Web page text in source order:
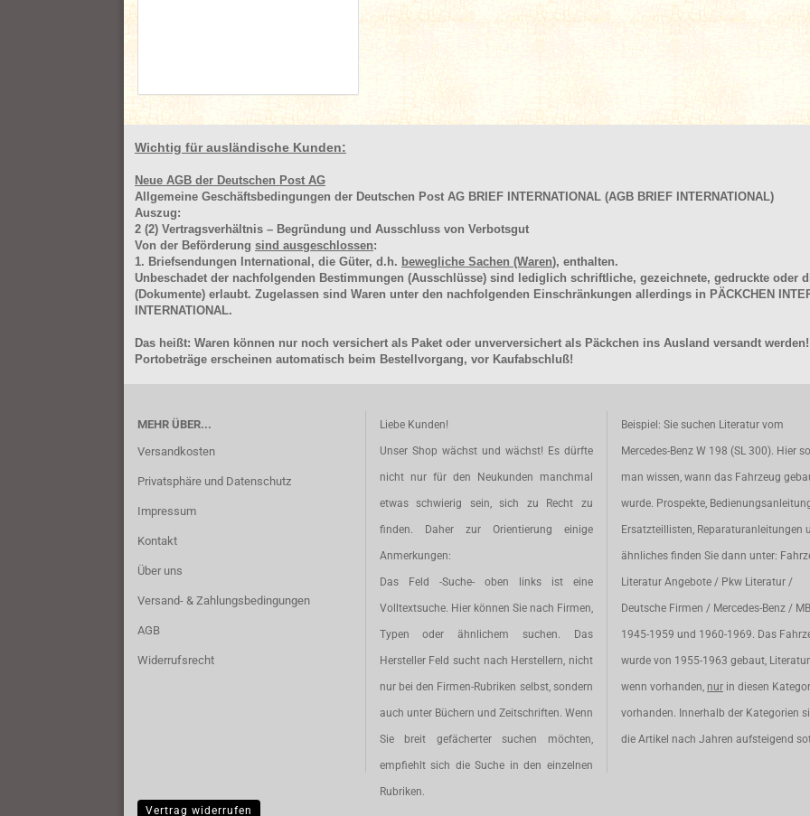
Wichtig für ausländische Kunden:
Neue AGB der Deutschen Post AG
Allgemeine Geschäftsbedingungen der Deutschen Post AG BRIEF INTERNATIONAL (AGB BRIEF INTERNATIONAL)
Auszug:
2 (2) Vertragsverhältnis – Begründung und Ausschluss von Verbotsgut
Von der Beförderung sind ausgeschlossen:
1. Briefsendungen International, die Güter, d.h. bewegliche Sachen (Waren), enthalten.
Unbeschadet der nachfolgenden Bestimmungen (Ausschlüsse) sind lediglich schriftliche, gezeichnete, gedruckte oder
(Dokumente) erlaubt. Zugelassen sind Waren unter den nachfolgenden Einschränkungen allerdings in PÄCKCHEN
INTERNATIONAL.
Das heißt: Waren können nur noch versichert als Paket oder unverversichert als Päckchen ins Ausland versandt
Portobeträge erscheinen automatisch beim Bestellvorgang, vor Kaufabschluß!
MEHR ÜBER...
Versandkosten
Privatsphäre und Datenschutz
Impressum
Kontakt
Über uns
Versand- & Zahlungsbedingungen
AGB
Widerrufsrecht
Liebe Kunden!
Unser Shop wächst und wächst! Es dürfte
nicht nur für den Neukunden manchmal
etwas schwierig sein, sich zu Recht zu
finden. Daher zur Orientierung einige
Anmerkungen:
Das Feld -Suche- oben links ist eine
Volltextsuche. Hier können Sie nach Firmen,
Typen oder ähnlichem suchen. Das
Hersteller Feld sucht nach Herstellern, nicht
nur bei den Firmen-Rubriken selbst, sondern
auch unter Büchern und Zeitschriften. Wenn
Sie breit gefächerter suchen möchten,
empfiehlt sich die Suche in den einzelnen
Rubriken.
Beispiel: Sie suchen Literatur vom
Mercedes-Benz W 198 (SL 300). Hier
man wissen, wann das Fahrzeug
wurde. Prospekte,
Ersatzteillisten, Reparaturanleitungen
ähnliches finden Sie dann unter:
Literatur Angebote / Pkw Literatur /
Deutsche Firmen / Mercedes-Benz / MB
1945-1959 und 1960-1969. Das
wurde von 1955-1963 gebaut,
wenn vorhanden, nur in diesen
vorhanden. Innerhalb der Kategorien
die Artikel nach Jahren aufsteigend
Vertrag widerrufen